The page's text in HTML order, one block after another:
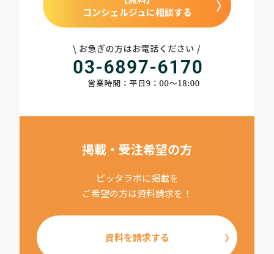
コンシェルジュに相談する
掲載・受注希望の方
ピッタラボに掲載を
ご希望の方は資料請求を！
資料を請求する